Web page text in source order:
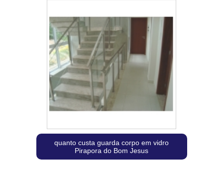
quanto custa guarda corpo em vidro
Pirapora do Bom Jesus